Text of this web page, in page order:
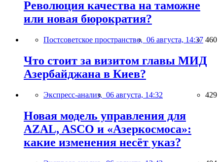
Революция качества на таможне
или новая бюрократия?
Постсоветское пространство, 06 августа, 14:37 460
Что стоит за визитом главы МИД
Азербайджана в Киев?
Экспресс-анализ, 06 августа, 14:32 429
Новая модель управления для
AZAL, ASCO и «Азеркосмоса»:
какие изменения несёт указ?